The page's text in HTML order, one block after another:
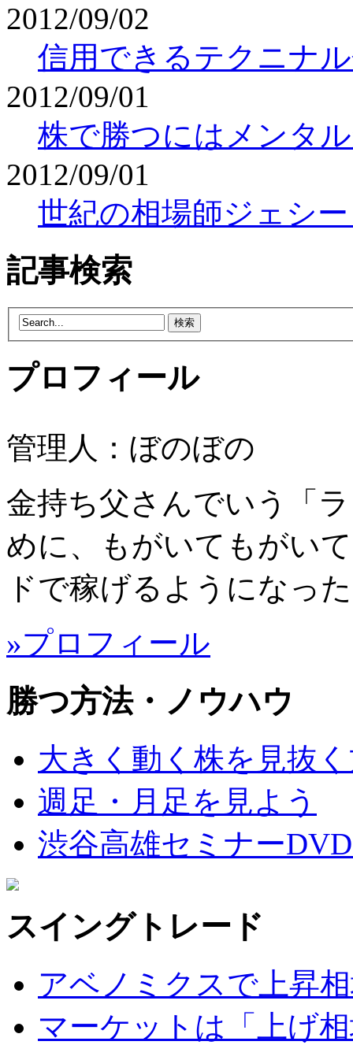
2012/09/02
信用できるテクニナ
2012/09/01
株で勝つにはメンタ
2012/09/01
世紀の相場師ジェシ
記事検索
プロフィール
管理人：ぼのぼの
金持ち父さんでいう「
めに、もがいてもがい
ドで稼げるようになっ
»プロフィール
勝つ方法・ノウハウ
大きく動く株を見抜
週足・月足を見よう
渋谷高雄セミナー
スイングトレード
アベノミクスで上昇
マーケットは「上げ